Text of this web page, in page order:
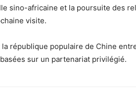
sino-africaine et la poursuite des
visite.
république populaire de Chine
sur un partenariat privilégié.